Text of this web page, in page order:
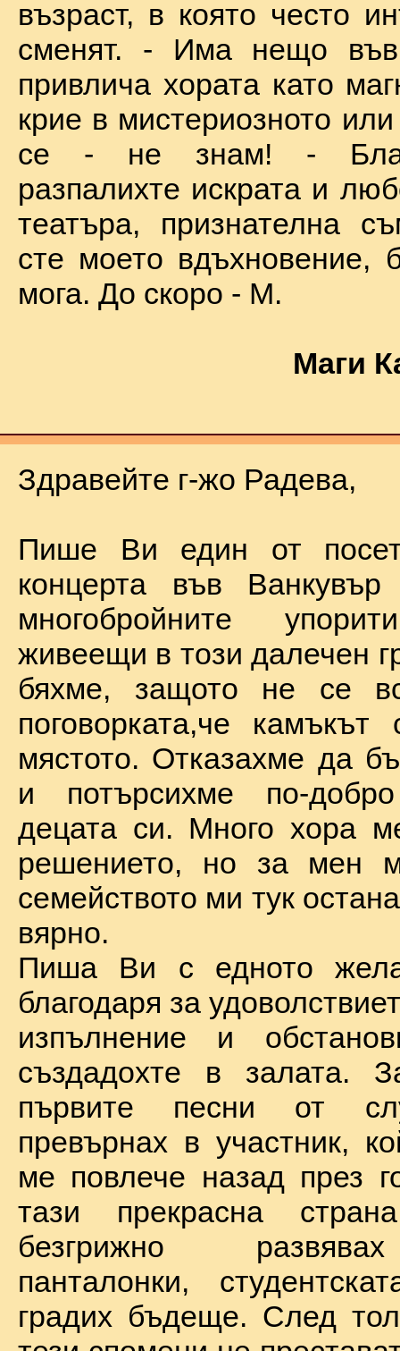
възраст, в която често
сменят. - Има нещо във
привлича хората като
крие в мистериозното
се - не знам! -
разпалихте искрата и
театъра, признателна
сте моето вдъхновение,
мога. До скоро - М.
Маги
Здравейте г-жо Радева,
Пише Ви един от
концерта във
многобройните
живеещи в този далечен
бяхме, защото не се
поговорката,че
мястото. Отказахме да
и потърсихме по-
децата си. Много хора
решението, но за мен
семейството ми тук
вярно.
Пиша Ви с едното
благодаря за
изпълнение и
създадохте в залата.
първите песни от
превърнах в участник,
ме повлече назад през
тази прекрасна
безгрижно
панталонки,
градих бъдеще. След